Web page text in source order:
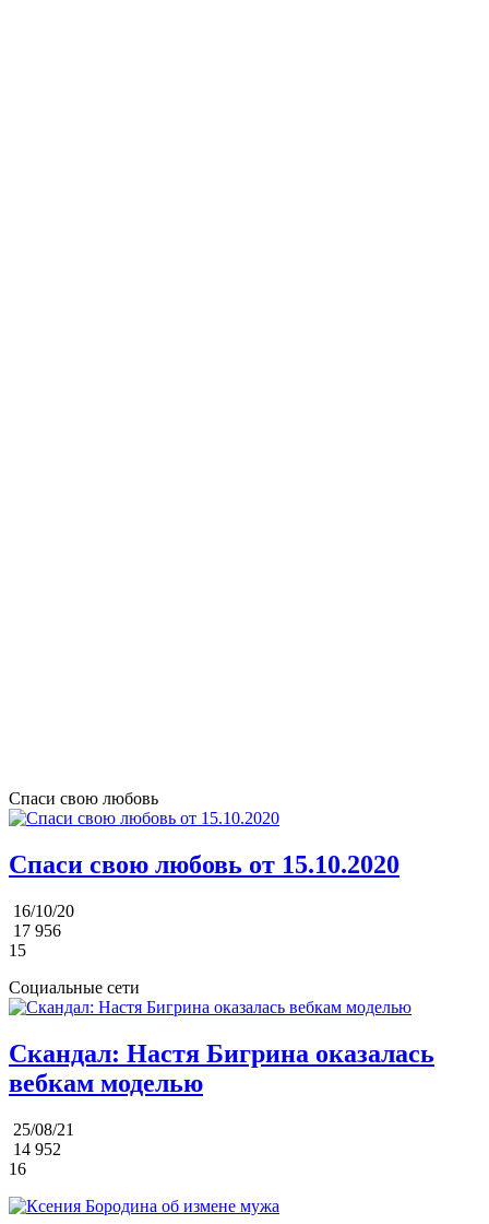
Спаси свою любовь
Спаси свою любовь от 15.10.2020
16/10/20
17 956
15
Социальные сети
Скандал: Настя Бигрина оказалась
вебкам моделью
25/08/21
14 952
16